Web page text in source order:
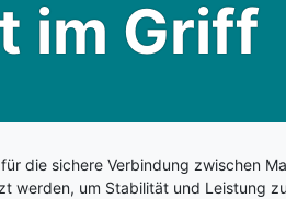
im Griff
die sichere Verbindung zwischen
werden, um Stabilität und Leistung zu